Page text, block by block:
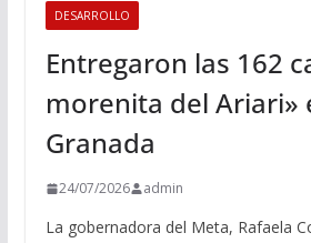
DESARROLLO
Entregaron las 162
morenita del Ariari»
Granada
24/07/2026 admin
La gobernadora del Meta, Rafaela